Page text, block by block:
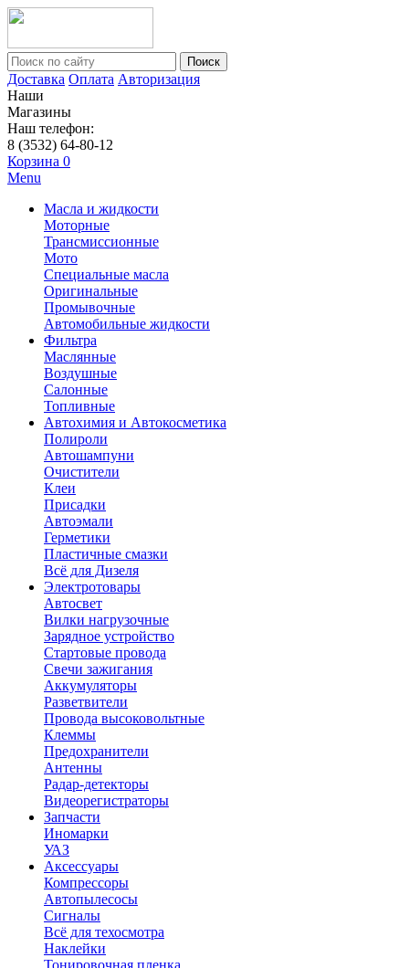
Поиск
Доставка Оплата Авторизация
Наши
Магазины
Наш телефон:
8 (3532) 64-80-12
Корзина 0
Menu
Масла и жидкости
Моторные
Трансмиссионные
Мото
Специальные масла
Оригинальные
Промывочные
Автомобильные жидкости
Фильтра
Маслянные
Воздушные
Салонные
Топливные
Автохимия и Автокосметика
Полироли
Автошампуни
Очистители
Клеи
Присадки
Автоэмали
Герметики
Пластичные смазки
Всё для Дизеля
Электротовары
Автосвет
Вилки нагрузочные
Зарядное устройство
Стартовые провода
Свечи зажигания
Аккумуляторы
Разветвители
Провода высоковольтные
Клеммы
Предохранители
Антенны
Радар-детекторы
Видеорегистраторы
Запчасти
Иномарки
УАЗ
Аксесcуары
Компрессоры
Автопылесосы
Сигналы
Всё для техосмотра
Наклейки
Тонировочная пленка